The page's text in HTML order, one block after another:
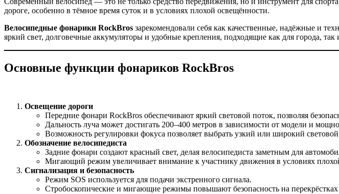
дороге, особенно в тёмное время суток и в условиях плохой освещённости.
Велосипедные фонарики RockBros зарекомендовали себя как качественные, надёжные и
яркий свет, долговечные аккумуляторы и удобные крепления, подходящие как для города, так
Основные функции фонариков RockBros
Освещение дороги
Передние фонари RockBros обеспечивают яркий световой поток, позволяя
Дальность луча может достигать 200–400 метров в зависимости от модели и
Возможность регулировки фокуса позволяет выбрать узкий или широкий
Обозначение велосипедиста
Задние фонари создают красный свет, делая велосипедиста заметным для
Мигающий режим увеличивает внимание к участнику движения в условиях
Сигнализация и безопасность
Режим SOS используется для подачи экстренного сигнала.
Стробоскопические и мигающие режимы повышают безопасность на